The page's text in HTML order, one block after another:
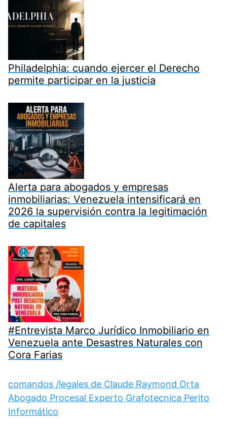
Philadelphia: cuando ejercer el Derecho
permite participar en la justicia
Alerta para abogados y empresas
inmobiliarias: Venezuela intensificará en
2026 la supervisión contra la legitimación
de capitales
#Entrevista Marco Jurídico Inmobiliario en
Venezuela ante Desastres Naturales con
Cora Farias
comandos /legales de Claude Raymond Orta
Abogado Procesal Experto Grafotecnica Perito
Informático